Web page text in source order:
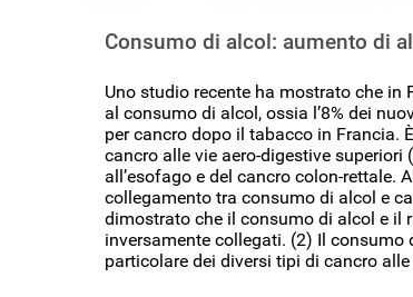
Consumo di alcol: aumento di
Uno studio recente ha mostrato che
al consumo di alcol, ossia l’8% dei
per cancro dopo il tabacco in Francia.
cancro alle vie aero-digestive superiori
all’esofago e del cancro colon-rettale.
collegamento tra consumo di alcol e
dimostrato che il consumo di alcol e
inversamente collegati. (2) Il
particolare dei diversi tipi di cancro alle